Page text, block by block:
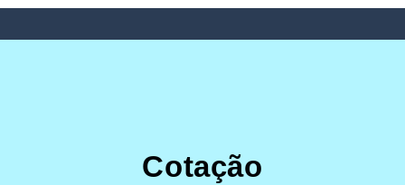
Cotação